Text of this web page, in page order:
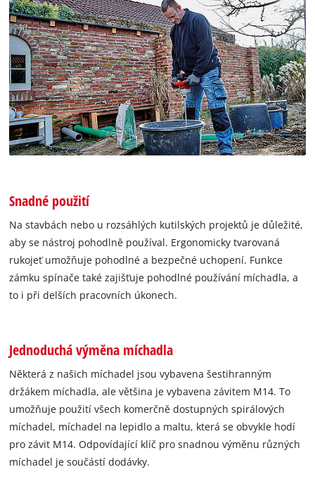
Snadné použití
Na stavbách nebo u rozsáhlých kutilských projektů je důležité,
aby se nástroj pohodlně používal. Ergonomicky tvarovaná
rukojeť umožňuje pohodlné a bezpečné uchopení. Funkce
zámku spínače také zajišťuje pohodlné používání míchadla, a
to i při delších pracovních úkonech.
Jednoduchá výměna míchadla
Některá z našich míchadel jsou vybavena šestihranným
držákem míchadla, ale většina je vybavena závitem M14. To
umožňuje použití všech komerčně dostupných spirálových
míchadel, míchadel na lepidlo a maltu, která se obvykle hodí
pro závit M14. Odpovídající klíč pro snadnou výměnu různých
míchadel je součástí dodávky.